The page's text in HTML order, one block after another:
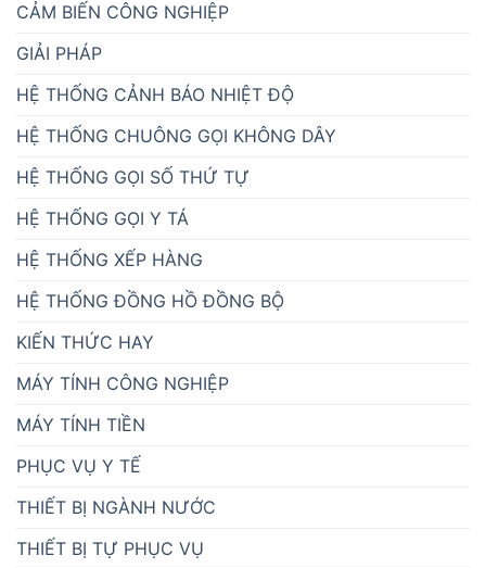
CẢM BIẾN CÔNG NGHIỆP
GIẢI PHÁP
HỆ THỐNG CẢNH BÁO NHIỆT ĐỘ
HỆ THỐNG CHUÔNG GỌI KHÔNG DÂY
HỆ THỐNG GỌI SỐ THỨ TỰ
HỆ THỐNG GỌI Y TÁ
HỆ THỐNG XẾP HÀNG
HỆ THỐNG ĐỒNG HỒ ĐỒNG BỘ
KIẾN THỨC HAY
MÁY TÍNH CÔNG NGHIỆP
MÁY TÍNH TIỀN
PHỤC VỤ Y TẾ
THIẾT BỊ NGÀNH NƯỚC
THIẾT BỊ TỰ PHỤC VỤ